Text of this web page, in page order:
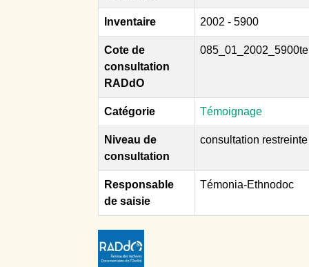
Inventaire 2002 - 5900
Cote de
consultation
RADdO
085_01_2002_5900te
Catégorie Témoignage
Niveau de
consultation
consultation restreinte
Responsable
de saisie
Témonia-Ethnodoc